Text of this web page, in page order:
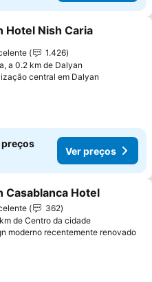
aos favoritos
Hotel Nish Caria
1.426
a 0.2 km de Dalyan
central em Dalyan
preços
Ver preços
aos favoritos
Casablanca Hotel
362
de Centro da cidade
moderno recentemente renovado